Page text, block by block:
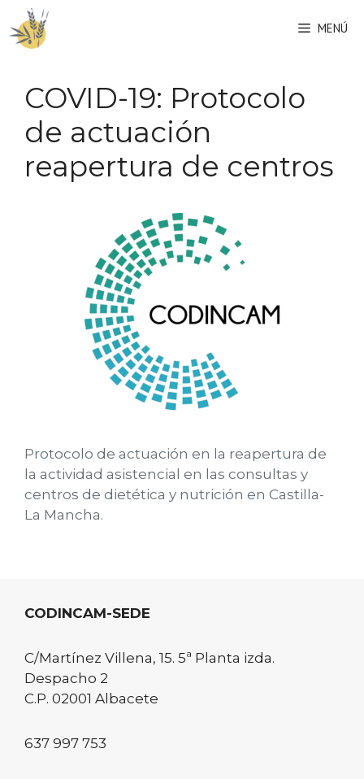
Saltar
al
contenido
MENÚ
COVID-19: Protocolo
de actuación
reapertura de centros
Protocolo de actuación en la reapertura de
la actividad asistencial en las consultas y
centros de dietética y nutrición en Castilla-
La Mancha.
CODINCAM-SEDE
C/Martínez Villena, 15. 5ª Planta izda.
Despacho 2
C.P. 02001 Albacete
637 997 753